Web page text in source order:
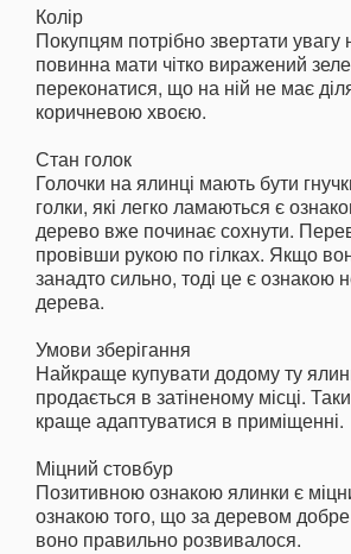
Колір
Покупцям потрібно звертати увагу
повинна мати чітко виражений
переконатися, що на ній не має
коричневою хвоєю.
Стан голок
Голочки на ялинці мають бути
голки, які легко ламаються є
дерево вже починає сохнути.
провівши рукою по гілках. Якщо
занадто сильно, тоді це є ознакою
дерева.
Умови зберігання
Найкраще купувати додому ту
продається в затіненому місці.
краще адаптуватися в приміщенні.
Міцний стовбур
Позитивною ознакою ялинки є
ознакою того, що за деревом
воно правильно розвивалося.